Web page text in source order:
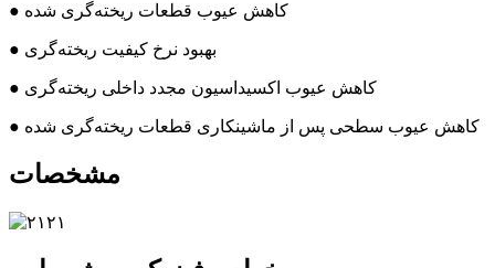
● کاهش عیوب قطعات ریخته‌گری شده
● بهبود نرخ کیفیت ریخته‌گری
● کاهش عیوب اکسیداسیون مجدد داخلی ریخته‌گری
● کاهش عیوب سطحی پس از ماشینکاری قطعات ریخته‌گری شده
مشخصات